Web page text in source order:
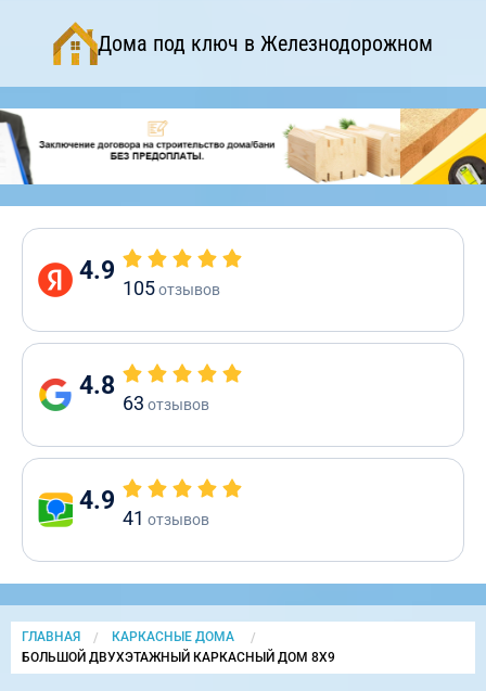
Дома под ключ в Железнодорожном
4.9
105отзывов
4.8
63 отзывов
4.9
41 отзывов
ГЛАВНАЯ
КАРКАСНЫЕ ДОМА
CURRENT:
БОЛЬШОЙ ДВУХЭТАЖНЫЙ КАРКАСНЫЙ ДОМ 8Х9